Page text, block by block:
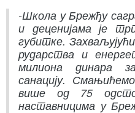
-Школа у Брежђу
и деценијама је
губитке.
рударства и
милиона динара
санацију.
више од 75
наставницима у